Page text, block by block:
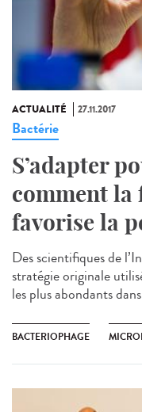
ACTUALITÉ 27.11.2017
Bactérie
S’adapter
comment
favorise la
Des scientifiques de
stratégie originale
les plus abondants
BACTERIOPHAGE